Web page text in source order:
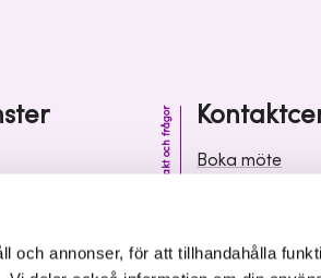
och annonser, för att tillhandahålla
Kontakt och frågor
Boka möte